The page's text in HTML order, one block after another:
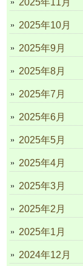
2025年11月
2025年10月
2025年9月
2025年8月
2025年7月
2025年6月
2025年5月
2025年4月
2025年3月
2025年2月
2025年1月
2024年12月